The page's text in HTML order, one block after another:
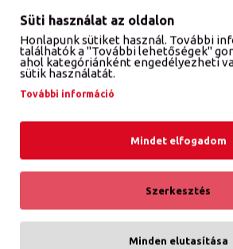
061/098
Tételek: 1 - 2 / 2 (1
Süti használat az oldalon
Honlapunk sütiket használ. További
találhatók a "További lehetőségek"
ahol kategóriánként engedélyezheti
sütik használatát.
További információ
Mindet elfogadom
Szerkesztés
Minden elutasítása